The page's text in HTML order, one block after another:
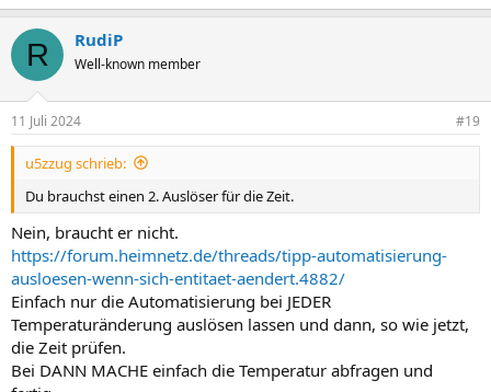
R RudiP
Well-known member
11 Juli 2024 #19
u5zzug schrieb:
Du brauchst einen 2. Auslöser für die Zeit.
Nein, braucht er nicht.
https://forum.heimnetz.de/threads/tipp-automatisierung-
ausloesen-wenn-sich-entitaet-aendert.4882/
Einfach nur die Automatisierung bei JEDER
Temperaturänderung auslösen lassen und dann, so wie jetzt,
die Zeit prüfen.
Bei DANN MACHE einfach die Temperatur abfragen und